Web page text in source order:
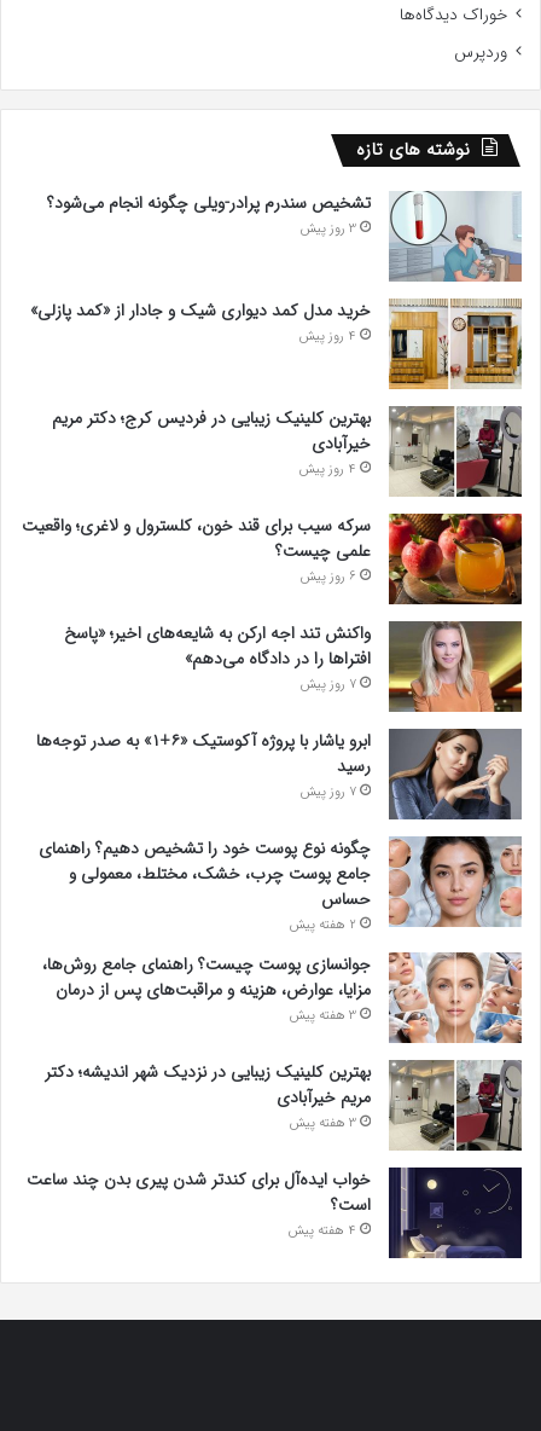
خوراک دیدگاه‌ها
وردپرس
نوشته های تازه
تشخیص سندرم پرادر-ویلی چگونه انجام می‌شود؟
3 روز پیش
خرید مدل کمد دیواری شیک و جادار از «کمد پازلی»
4 روز پیش
بهترین کلینیک زیبایی در فردیس کرج؛ دکتر مریم
خیرآبادی
4 روز پیش
سرکه سیب برای قند خون، کلسترول و لاغری؛ واقعیت
علمی چیست؟
6 روز پیش
واکنش تند اجه ارکن به شایعه‌های اخیر؛ «پاسخ
افتراها را در دادگاه می‌دهم»
7 روز پیش
ابرو یاشار با پروژه آکوستیک «۶+۱» به صدر توجه‌ها
رسید
7 روز پیش
چگونه نوع پوست خود را تشخیص دهیم؟ راهنمای
جامع پوست چرب، خشک، مختلط، معمولی و
حساس
2 هفته پیش
جوانسازی پوست چیست؟ راهنمای جامع روش‌ها،
مزایا، عوارض، هزینه و مراقبت‌های پس از درمان
3 هفته پیش
بهترین کلینیک زیبایی در نزدیک شهر اندیشه؛ دکتر
مریم خیرآبادی
3 هفته پیش
خواب ایده‌آل برای کندتر شدن پیری بدن چند ساعت
است؟
4 هفته پیش